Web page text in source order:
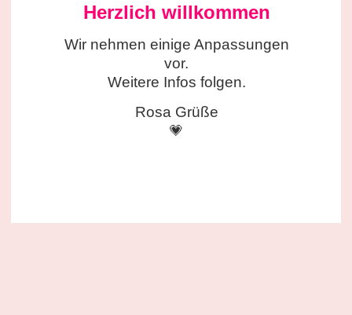
Herzlich willkommen
Wir nehmen einige Anpassungen
vor.
Weitere Infos folgen.
Rosa Grüße
💗